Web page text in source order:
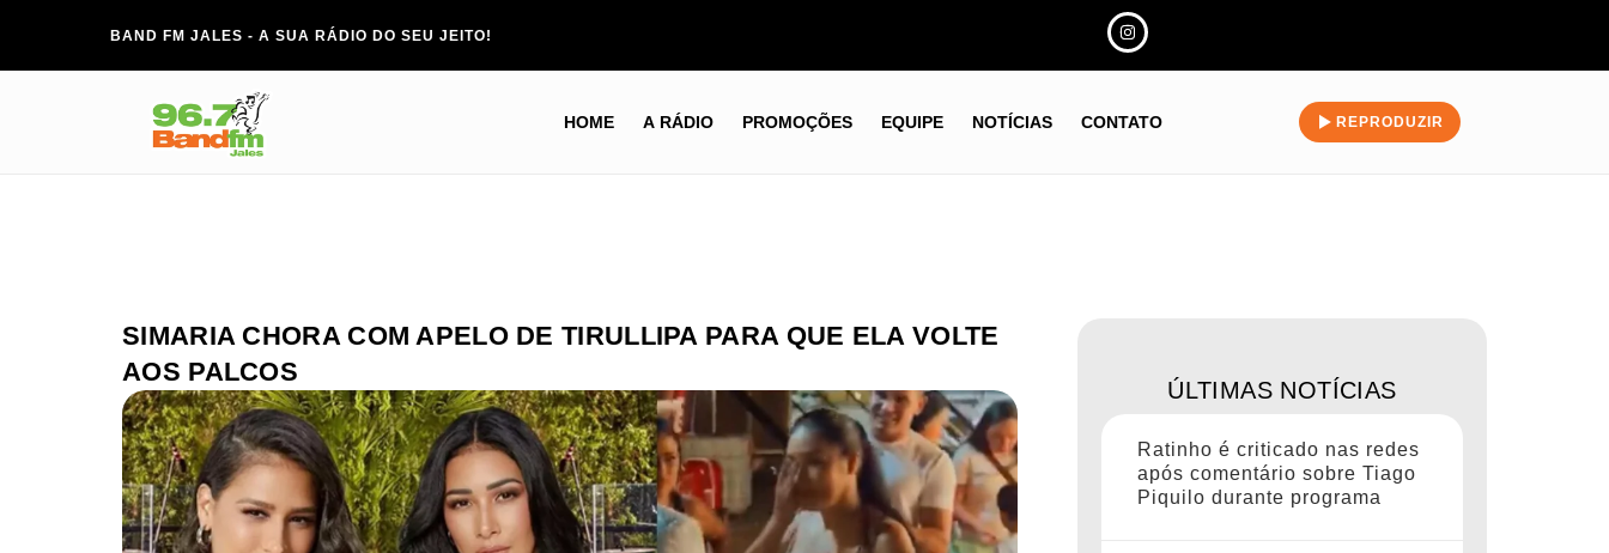
BAND FM JALES - A SUA RÁDIO DO SEU JEITO!
HOME A RÁDIO PROMOÇÕES EQUIPE NOTÍCIAS CONTATO REPRODUZIR
SIMARIA CHORA COM APELO DE TIRULLIPA PARA QUE ELA VOLTE
AOS PALCOS
ÚLTIMAS NOTÍCIAS
Ratinho é criticado nas redes
após comentário sobre Tiago
Piquilo durante programa